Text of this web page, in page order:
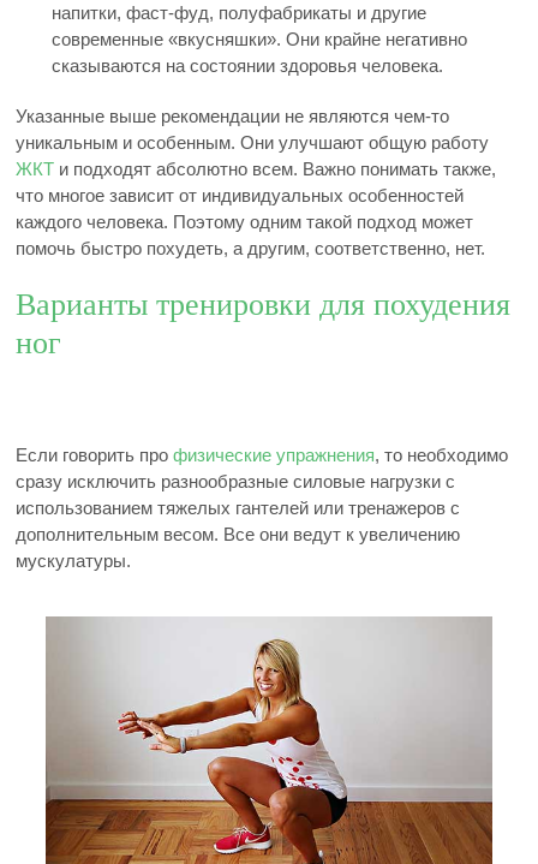
напитки, фаст-фуд, полуфабрикаты и другие
современные «вкусняшки». Они крайне негативно
сказываются на состоянии здоровья человека.
Указанные выше рекомендации не являются чем-то
уникальным и особенным. Они улучшают общую работу
ЖКТ и подходят абсолютно всем. Важно понимать также,
что многое зависит от индивидуальных особенностей
каждого человека. Поэтому одним такой подход может
помочь быстро похудеть, а другим, соответственно, нет.
Варианты тренировки для похудения
ног
Если говорить профизические упражнения, то необходимо
сразу исключить разнообразные силовые нагрузки с
использованием тяжелых гантелей или тренажеров с
дополнительным весом. Все они ведут к увеличению
мускулатуры.